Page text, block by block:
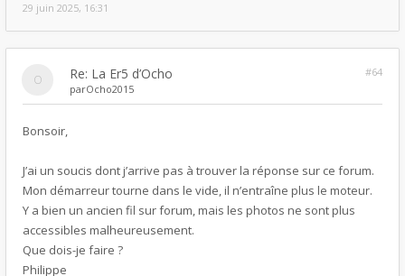
29 juin 2025, 16:31
Re: La Er5 d’Ocho
#64
parOcho2015
Bonsoir,
J’ai un soucis dont j’arrive pas à trouver la réponse sur ce forum.
Mon démarreur tourne dans le vide, il n’entraîne plus le moteur.
Y a bien un ancien fil sur forum, mais les photos ne sont plus
accessibles malheureusement.
Que dois-je faire ?
Philippe